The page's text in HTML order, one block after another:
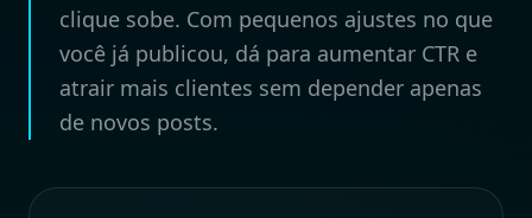
clique sobe. Com pequenos ajustes no que
você já publicou, dá para aumentar CTR e
atrair mais clientes sem depender apenas
de novos posts.